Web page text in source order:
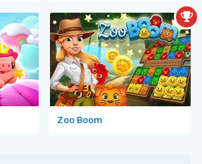
Zoo Boom